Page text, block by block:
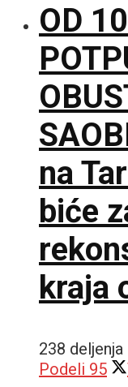
OD
na
biće
kraja
238 deljenja
Podeli 95